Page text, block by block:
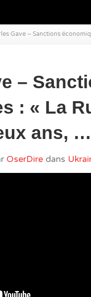
Gave – Sanctions
–
: « La
ans, …
OserDire dans